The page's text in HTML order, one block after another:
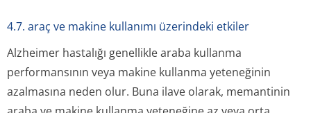
4.7. araç ve makine kullanımı üzerindeki etkiler
Alzheimer hastalığı genellikle araba kullanma
performansının veya makine kullanma yeteneğinin
azalmasına neden olur. Buna ilave olarak, memantinin